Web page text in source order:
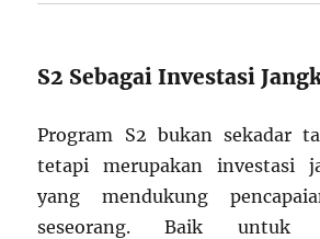
S2 Sebagai Investasi
Program S2 bukan sekadar
tetapi merupakan investasi
yang mendukung
seseorang. Baik untuk